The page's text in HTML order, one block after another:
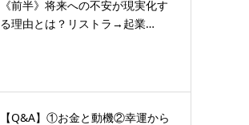
《前半》将来への不安が現実化す
る理由とは？リストラ→起業…
【Q&A】①お金と動機②幸運から